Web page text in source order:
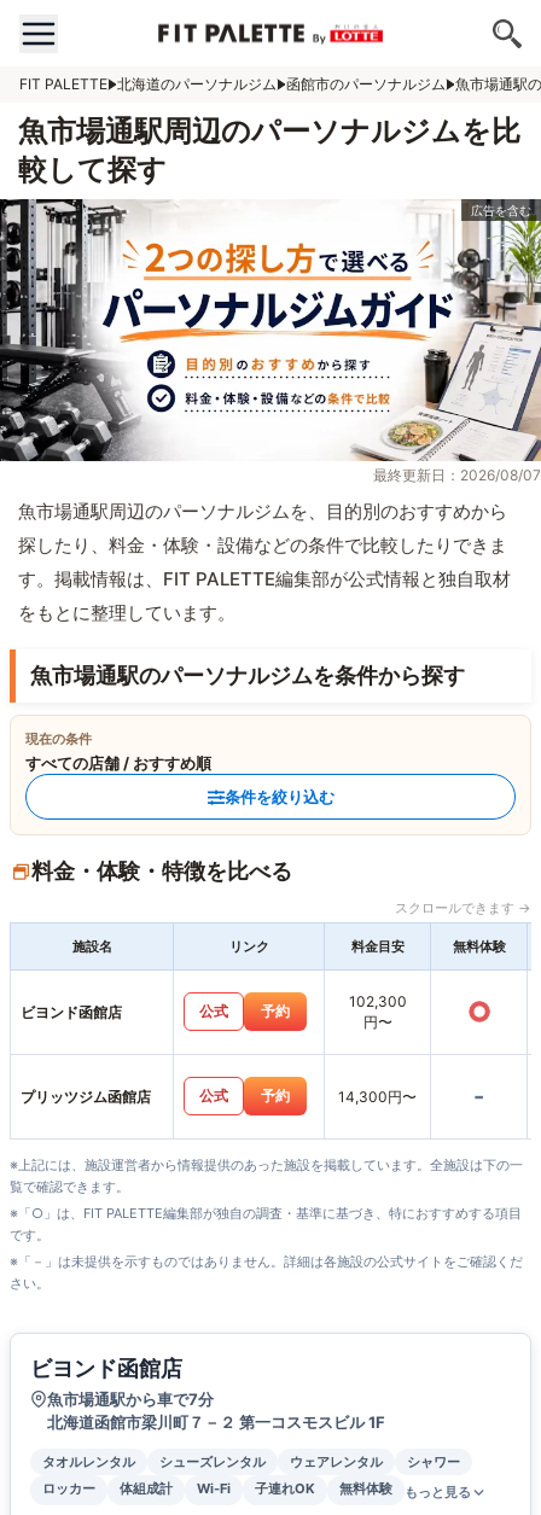
FIT PALETTE 北海道のパーソナルジム 函館市のパーソナルジム 魚市場通駅
魚市場通駅周辺のパーソナルジムを比
較して探す
最終更新日：2026/08/07
魚市場通駅周辺のパーソナルジムを、目的別のおすすめから
探したり、料金・体験・設備などの条件で比較したりできま
す。掲載情報は、FIT PALETTE編集部が公式情報と独自取材
をもとに整理しています。
魚市場通駅のパーソナルジムを条件から探す
現在の条件
すべての店舗 / おすすめ順
条件を絞り込む
料金・体験・特徴を比べる
スクロールできます →
施設名 リンク 料金目安 無料体験
ビヨンド函館店 公式 予約
102,300
円〜
○
プリッツジム函館店 公式 予約 14,300円〜 -
※上記には、施設運営者から情報提供のあった施設を掲載しています。全施設は下の一
覧で確認できます。
※「○」は、FIT PALETTE編集部が独自の調査・基準に基づき、特におすすめする項目
です。
※「－」は未提供を示すものではありません。詳細は各施設の公式サイトをご確認くだ
さい。
ビヨンド函館店
魚市場通駅から車で7分
北海道函館市梁川町７－２ 第一コスモスビル 1F
タオルレンタル シューズレンタル ウェアレンタル
シャワー
ロッカー
体組成計 Wi-Fi 子連れOK 無料体験 もっと見る